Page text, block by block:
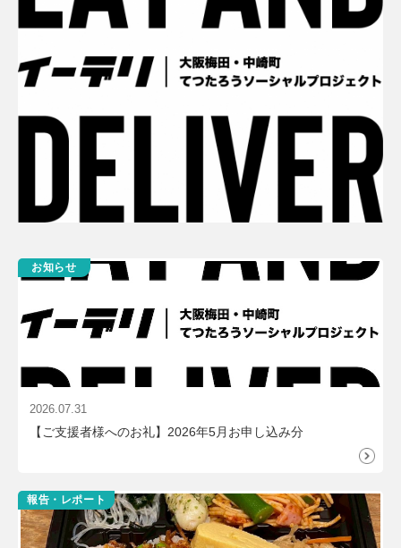
お知らせ
2026.07.31
【ご支援者様へのお礼】2026年5月お申し込み分
報告・レポート